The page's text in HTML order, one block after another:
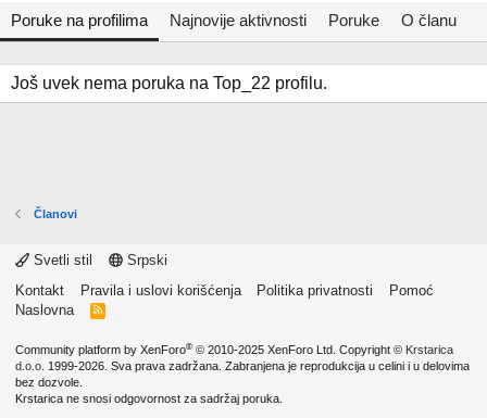
Poruke na profilima Najnovije aktivnosti Poruke O članu
Još uvek nema poruka na Top_22 profilu.
Članovi
Svetli stil
Srpski
Kontakt
Pravila i uslovi korišćenja Politika privatnosti
Pomoć
Naslovna
R
Community platform by XenForo® © 2010-2025 XenForo Ltd. Copyright © Krstarica
d.o.o. 1999-2026. Sva prava zadržana. Zabranjena je reprodukcija u celini i u delovima
bez dozvole.
Krstarica ne snosi odgovornost za sadržaj poruka.